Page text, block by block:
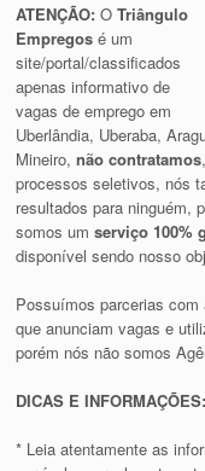
ATENÇÃO: OTriângulo
Empregos é um
site/portal/classificados
apenas informativo de
vagas de emprego em
Uberlândia, Uberaba,
Mineiro,não contratamos
processos seletivos, nós
resultados para ninguém,
somos umserviço 100%
disponível sendo nosso
Possuímos parcerias
que anunciam vagas e
porém nós não somos
DICAS E INFORMAÇÕES:
* Leia atentamente as